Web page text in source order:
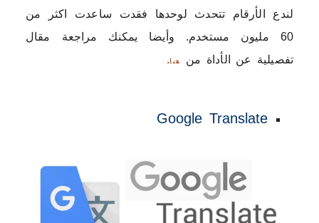
لندع الأرقام تتحدث لوحدها فقدت ساعدت اكثر من
60 مليون مستخدم. وأيضا يمكنك مراجعة مقال
تفصيلية عن الأداة من
هنا.
Google Translate